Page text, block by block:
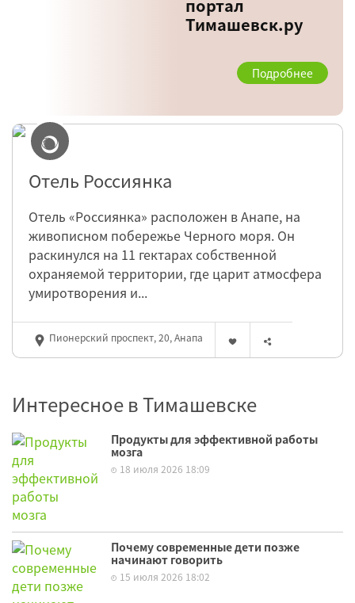
портал
Тимашевск.ру
Подробнее
Отель Россиянка
Отель «Россиянка» расположен в Анапе, на
живописном побережье Черного моря. Он
раскинулся на 11 гектарах собственной
охраняемой территории, где царит атмосфера
умиротворения и...
Пионерский проспект, 20, Анапа
Интересное в Тимашевске
Продукты для эффективной работы
мозга
18 июля 2026 18:09
Почему современные дети позже
начинают говорить
15 июля 2026 18:02